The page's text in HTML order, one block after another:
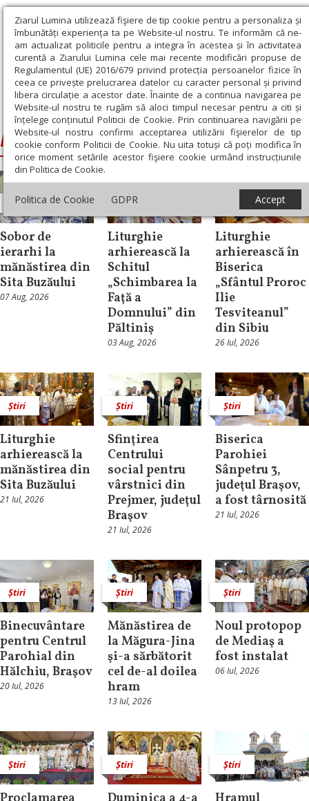
Ziarul Lumina utilizează fişiere de tip cookie pentru a personaliza și
îmbunătăți experiența ta pe Website-ul nostru. Te informăm că ne-
am actualizat politicile pentru a integra în acestea și în activitatea
curentă a Ziarului Lumina cele mai recente modificări propuse de
Regulamentul (UE) 2016/679 privind protecția persoanelor fizice în
ceea ce privește prelucrarea datelor cu caracter personal și privind
libera circulație a acestor date. Înainte de a continua navigarea pe
Website-ul nostru te rugăm să aloci timpul necesar pentru a citi și
înțelege conținutul Politicii de Cookie. Prin continuarea navigării pe
Website-ul nostru confirmi acceptarea utilizării fişierelor de tip
cookie conform Politicii de Cookie. Nu uita totuși că poți modifica în
orice moment setările acestor fişiere cookie urmând instrucțiunile
din Politica de Cookie.
Politica de Cookie GDPR Accept
Ziarul Lumina › Laurenţiu, Mitropolitul Ardealului
Laurenţiu, Mitropolitul Ardealului
Știri
Sobor de
ierarhi la
mănăstirea din
Sita Buzăului
07 Aug, 2026
Știri
Liturghie
arhierească la
Schitul
„Schimbarea la
Faţă a
Domnului” din
Păltiniş
03 Aug, 2026
Liturghie
arhierească în
Biserica
„Sfântul Proroc
Ilie
Tesviteanul”
din Sibiu
26 Iul, 2026
Știri
Liturghie
arhierească la
mănăstirea din
Sita Buzăului
21 Iul, 2026
Știri
Sfinţirea
Centrului
social pentru
vârstnici din
Prejmer, judeţul
Braşov
21 Iul, 2026
Știri
Biserica
Parohiei
Sânpetru 3,
judeţul Braşov,
a fost târnosită
21 Iul, 2026
Știri
Binecuvântare
pentru Centrul
Parohial din
Hălchiu, Braşov
20 Iul, 2026
Știri
Mănăstirea de
la Măgura-Jina
şi-a sărbătorit
cel de-al doilea
hram
13 Iul, 2026
Știri
Noul protopop
de Mediaş a
fost instalat
06 Iul, 2026
Știri Știri Știri